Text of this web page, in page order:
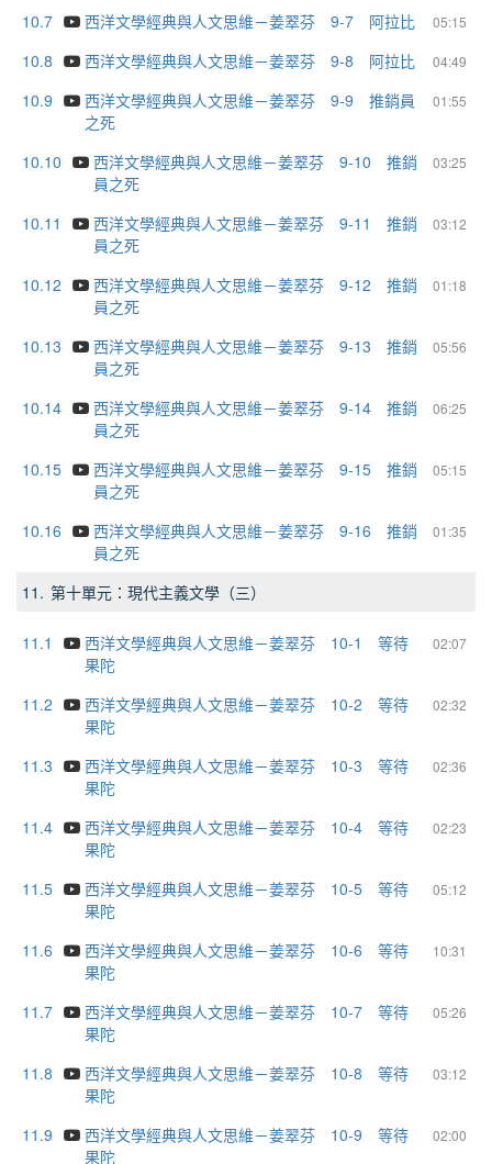
10.7
05:15
西洋文學經典與人文思維－姜翠芬 9-7 阿拉比
10.8
04:49
西洋文學經典與人文思維－姜翠芬 9-8 阿拉比
10.9
01:55
西洋文學經典與人文思維－姜翠芬 9-9 推銷員
之死
10.10
03:25
西洋文學經典與人文思維－姜翠芬 9-10 推銷
員之死
10.11
03:12
西洋文學經典與人文思維－姜翠芬 9-11 推銷
員之死
10.12
01:18
西洋文學經典與人文思維－姜翠芬 9-12 推銷
員之死
10.13
05:56
西洋文學經典與人文思維－姜翠芬 9-13 推銷
員之死
10.14
06:25
西洋文學經典與人文思維－姜翠芬 9-14 推銷
員之死
10.15
05:15
西洋文學經典與人文思維－姜翠芬 9-15 推銷
員之死
10.16
01:35
西洋文學經典與人文思維－姜翠芬 9-16 推銷
員之死
11. 第十單元：現代主義文學（三）
11.1 02:07
西洋文學經典與人文思維－姜翠芬 10-1 等待
果陀
11.2
02:32
西洋文學經典與人文思維－姜翠芬 10-2 等待
果陀
11.3
02:36
西洋文學經典與人文思維－姜翠芬 10-3 等待
果陀
11.4
02:23
西洋文學經典與人文思維－姜翠芬 10-4 等待
果陀
11.5
05:12
西洋文學經典與人文思維－姜翠芬 10-5 等待
果陀
11.6
10:31
西洋文學經典與人文思維－姜翠芬 10-6 等待
果陀
11.7
05:26
西洋文學經典與人文思維－姜翠芬 10-7 等待
果陀
11.8
03:12
西洋文學經典與人文思維－姜翠芬 10-8 等待
果陀
11.9
02:00
西洋文學經典與人文思維－姜翠芬 10-9 等待
果陀